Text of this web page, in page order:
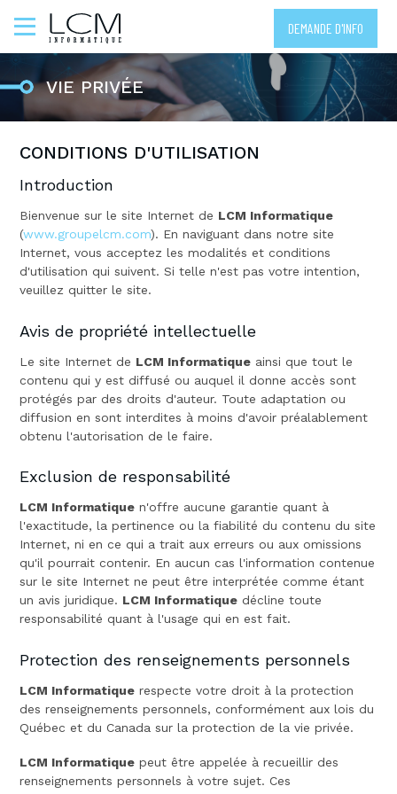
DEMANDE D'INFO
VIE PRIVÉE
CONDITIONS D'UTILISATION
Introduction
Bienvenue sur le site Internet de LCM Informatique
(www.groupelcm.com). En naviguant dans notre site
Internet, vous acceptez les modalités et conditions
d'utilisation qui suivent. Si telle n'est pas votre intention,
veuillez quitter le site.
Avis de propriété intellectuelle
Le site Internet de LCM Informatique ainsi que tout le
contenu qui y est diffusé ou auquel il donne accès sont
protégés par des droits d'auteur. Toute adaptation ou
diffusion en sont interdites à moins d'avoir préalablement
obtenu l'autorisation de le faire.
Exclusion de responsabilité
LCM Informatique n'offre aucune garantie quant à
l'exactitude, la pertinence ou la fiabilité du contenu du site
Internet, ni en ce qui a trait aux erreurs ou aux omissions
qu'il pourrait contenir. En aucun cas l'information contenue
sur le site Internet ne peut être interprétée comme étant
un avis juridique. LCM Informatique décline toute
responsabilité quant à l'usage qui en est fait.
Protection des renseignements personnels
LCM Informatique respecte votre droit à la protection
des renseignements personnels, conformément aux lois du
Québec et du Canada sur la protection de la vie privée.
LCM Informatique peut être appelée à recueillir des
renseignements personnels à votre sujet. Ces